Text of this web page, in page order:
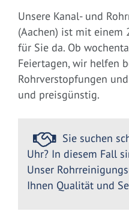
Unsere Kanal- und
(Aachen) ist mit einem
für Sie da. Ob
Feiertagen, wir helfen
Rohrverstopfungen
und preisgünstig.
Sie suchen
Uhr? In diesem Fall
Unser
Ihnen Qualität und